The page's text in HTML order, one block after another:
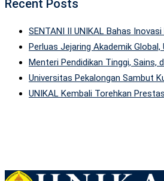
Recent Posts
SENTANI II UNIKAL Bahas
Perluas Jejaring Akademik
Menteri Pendidikan Tinggi, Sains,
Universitas Pekalongan Sambut
UNIKAL Kembali Torehkan